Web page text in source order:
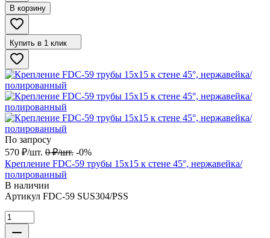
В корзину
Купить в 1 клик
По запросу
570 ₽/шт. 0 ₽/шт. -0%
Крепление FDC-59 трубы 15х15 к стене 45°, нержавейка/
полированный
В наличии
Артикул FDC-59 SUS304/PSS